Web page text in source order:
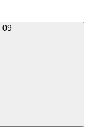
8 (495) 640 88 09